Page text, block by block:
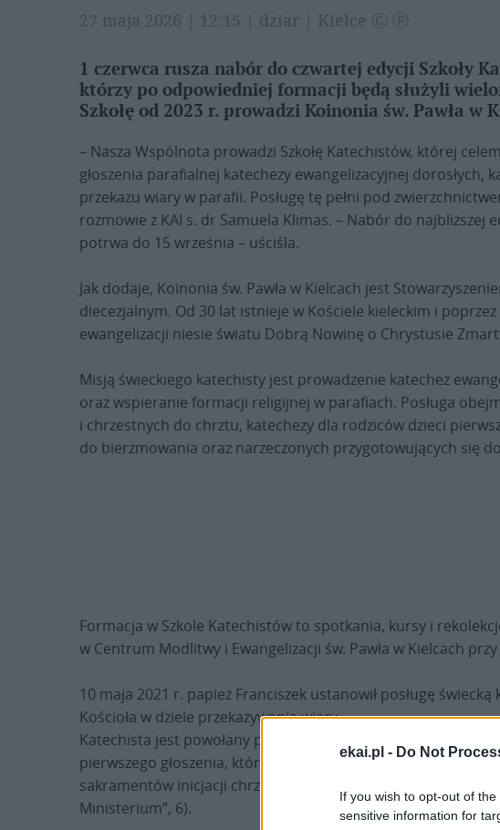
ekai.pl - Do Not
If you wish to opt-out of
sensitive information for
27 maja 2026 | 12:15 | dziar | Kielce Ⓒ Ⓟ
1 czerwca rusza nabór do czwartej edycji Szkoły
którzy po odpowiedniej formacji będą służyli
Szkołę od 2023 r. prowadzi Koinonia św. Pawła w
– Nasza Wspólnota prowadzi Szkołę Katechistów, której
głoszenia parafialnej katechezy ewangelizacyjnej dorosłych,
przekazu wiary w parafii. Posługę tę pełni pod
rozmowie z KAI s. dr Samuela Klimas. – Nabór do najbliższej
potrwa do 15 września – uściśla.
Jak dodaje, Koinonia św. Pawła w Kielcach jest
diecezjalnym. Od 30 lat istnieje w Kościele kieleckim i
ewangelizacji niesie światu Dobrą Nowinę o Chrystusie
Misją świeckiego katechisty jest prowadzenie katechez
oraz wspieranie formacji religijnej w parafiach. Posługa
i chrzestnych do chrztu, katechezy dla rodziców dzieci
do bierzmowania oraz narzeczonych przygotowujących się
Formacja w Szkole Katechistów to spotkania, kursy i
w Centrum Modlitwy i Ewangelizacji św. Pawła w Kielcach
10 maja 2021 r. papież Franciszek ustanowił posługę świecką
Kościoła w dziele przekazywania wiary.
Katechista jest powołany przede wszystkim do posługi
pierwszego głoszenia, które wprowadza w kerygmat, przez
sakramentów inicjacji chrześcijańskiej, aż po formację stałą”
Ministerium”, 6).